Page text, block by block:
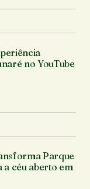
no YouTube
Parque
a céu aberto em